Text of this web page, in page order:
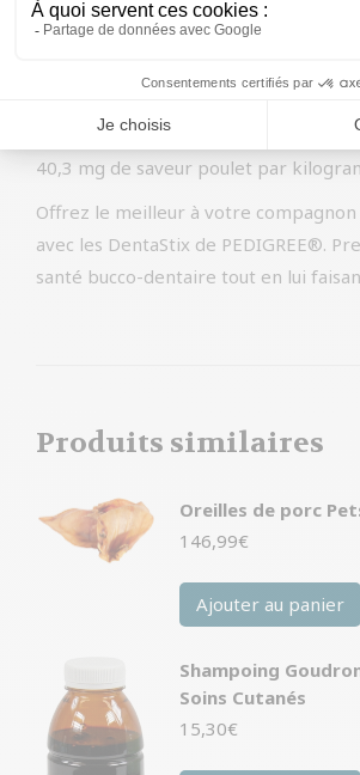
quantité d’eau potable fraîche pour
poulet qui plait beaucoup aux chiens.
40,3 mg de saveur poulet par
Offrez le meilleur à votre
avec les DentaStix de PEDIGREE®.
santé bucco-dentaire tout en lui
Produits similaires
Oreilles de porc
146,99€
Ajouter au panier
Shampoing
Soins Cutanés
15,30€